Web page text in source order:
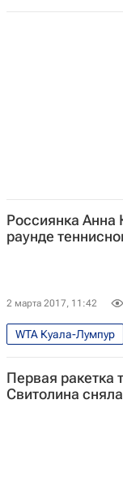
Натела Дзаламидзе
Россиянка Анна
раунде
2 марта 2017, 11:42
WTA Куала-Лумпур
Чжэн Сайсай
Первая ракетка
Свитолина